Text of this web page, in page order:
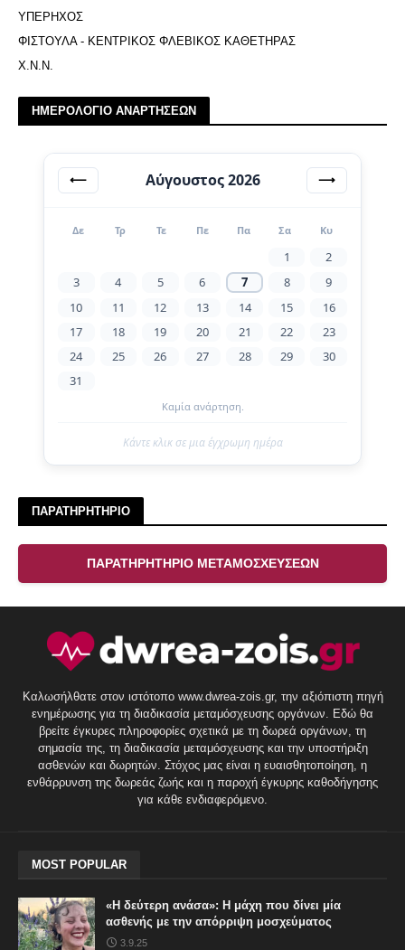
ΥΠΕΡΗΧΟΣ
ΦΙΣΤΟΥΛΑ - ΚΕΝΤΡΙΚΟΣ ΦΛΕΒΙΚΟΣ ΚΑΘΕΤΗΡΑΣ
Χ.Ν.Ν.
ΗΜΕΡΟΛΟΓΙΟ ΑΝΑΡΤΗΣΕΩΝ
⟵ Αύγουστος 2026 ⟶
Δε Τρ Τε Πε Πα Σα Κυ
1
2
3
4 5 6 7 8
9
10
11 12 13 14 15
16
17
18 19 20 21 22
23
24
25 26 27 28 29
30
31
Καμία ανάρτηση.
Κάντε κλικ σε μια έγχρωμη ημέρα
ΠΑΡΑΤΗΡΗΤΗΡΙΟ
ΠΑΡΑΤΗΡΗΤΗΡΙΟ ΜΕΤΑΜΟΣΧΕΥΣΕΩΝ
Καλωσήλθατε στον ιστότοπο www.dwrea-zois.gr, την αξιόπιστη πηγή
ενημέρωσης για τη διαδικασία μεταμόσχευσης οργάνων. Εδώ θα
βρείτε έγκυρες πληροφορίες σχετικά με τη δωρεά οργάνων, τη
σημασία της, τη διαδικασία μεταμόσχευσης και την υποστήριξη
ασθενών και δωρητών. Στόχος μας είναι η ευαισθητοποίηση, η
ενθάρρυνση της δωρεάς ζωής και η παροχή έγκυρης καθοδήγησης
για κάθε ενδιαφερόμενο.
MOST POPULAR
«Η δεύτερη ανάσα»: Η μάχη που δίνει μία
ασθενής με την απόρριψη μοσχεύματος
3.9.25